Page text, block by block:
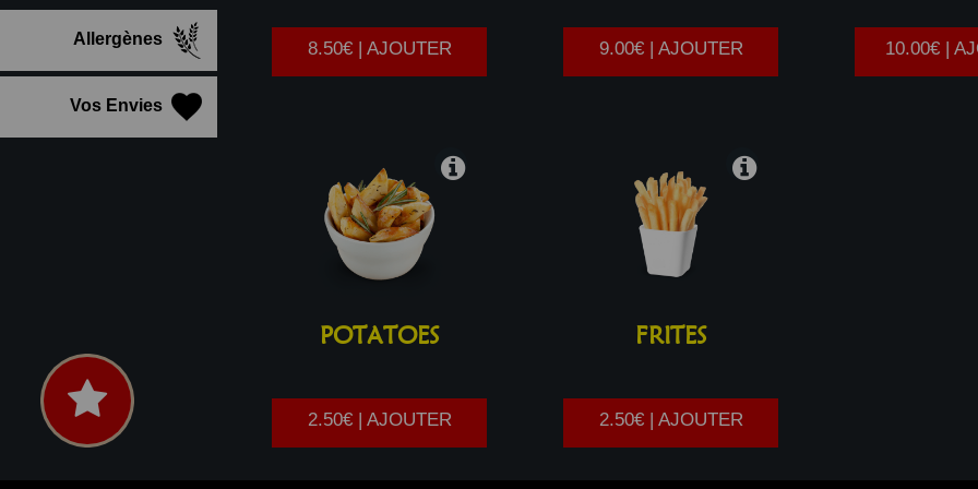
Allergènes
Vos Envies
8.50€ | AJOUTER 9.00€ | AJOUTER 10.00€ |
POTATOES
2.50€ | AJOUTER
FRITES
2.50€ | AJOUTER